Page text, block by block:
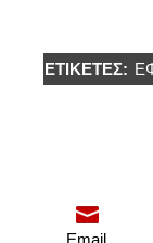
ΕΤΙΚΈΤΕΣ:
Email